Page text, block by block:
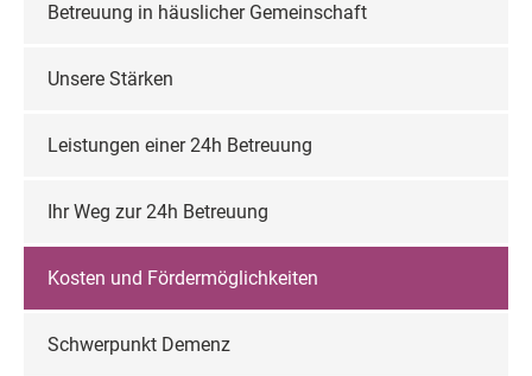
Betreuung in häuslicher Gemeinschaft
Unsere Stärken
Leistungen einer 24h Betreuung
Ihr Weg zur 24h Betreuung
Kosten und Fördermöglichkeiten
Schwerpunkt Demenz